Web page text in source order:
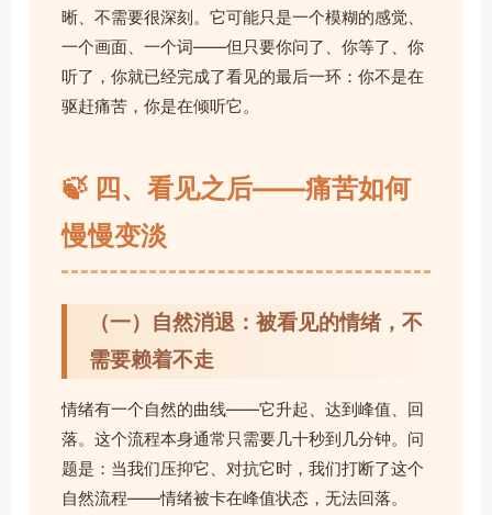
晰、不需要很深刻。它可能只是一个模糊的感觉、
一个画面、一个词——但只要你问了、你等了、你
听了，你就已经完成了看见的最后一环：你不是在
驱赶痛苦，你是在倾听它。
🍃 四、看见之后——痛苦如何
慢慢变淡
（一）自然消退：被看见的情绪，不
需要赖着不走
情绪有一个自然的曲线——它升起、达到峰值、回
落。这个流程本身通常只需要几十秒到几分钟。问
题是：当我们压抑它、对抗它时，我们打断了这个
自然流程——情绪被卡在峰值状态，无法回落。